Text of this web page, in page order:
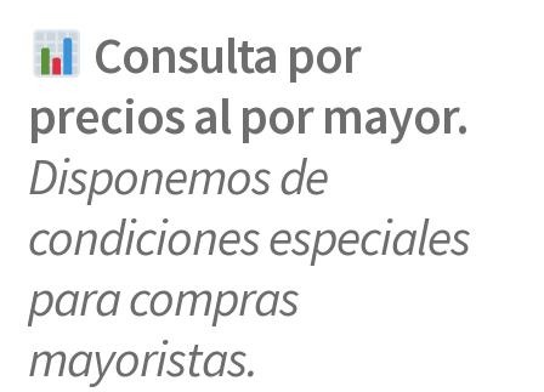
Consulta por
precios al por mayor.
Disponemos de
condiciones especiales
para compras
mayoristas.